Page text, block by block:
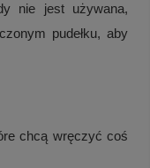
nie jest używana,
pudełku, aby
chcą wręczyć coś